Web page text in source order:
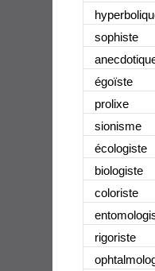
sophiste
égoïste
prolixe
sionisme
écologiste
biologiste
coloriste
rigoriste